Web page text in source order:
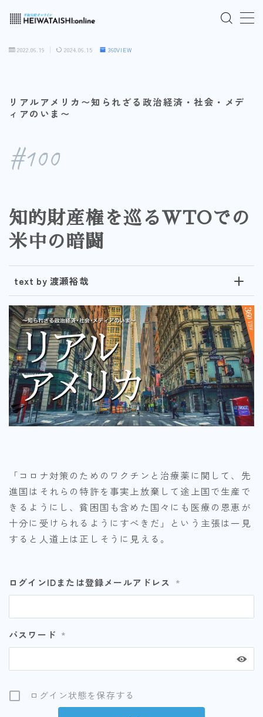
ログインはこちら
よくあるご質問
お問い合わせ
2022.06.19 2024.06.15 360VIEW
リアルアメリカ〜知られざる政治経済・社会・メデ
ィアのいま〜
#100
知的財産権を巡るWTOでの
米中の暗闘
text by 渡瀬裕哉
「コロナ対策のためのワクチンと治療薬に関して、先
進国はそれらの特許を事実上放棄して途上国で生産で
きるようにし、貧困国も含めた国々にも医療の恩恵が
十分に受けられるようにすべきだ」という主張は一見
すると人道上は正しそうに見える。
ログインIDまたは登録メールアドレス *
パスワード *
ログイン状態を保存する